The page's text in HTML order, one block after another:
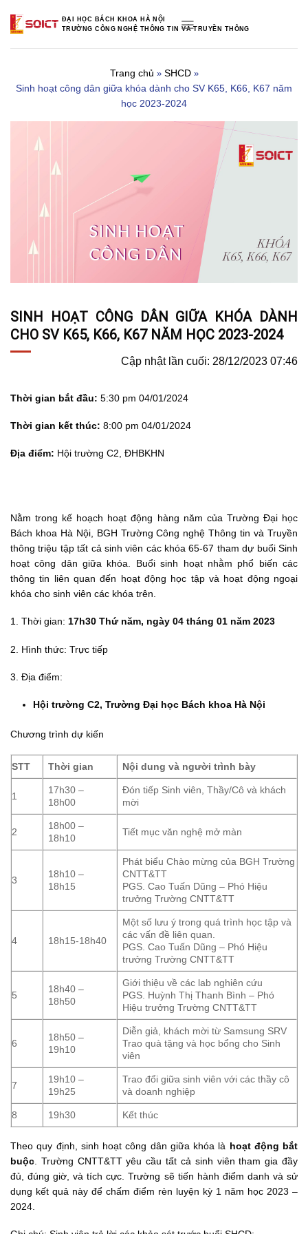
content
ĐẠI HỌC BÁCH KHOA HÀ NỘI
TRƯỜNG CÔNG NGHỆ THÔNG TIN VÀ TRUYỀN THÔNG
Trang chủ » SHCD»
Sinh hoạt công dân giữa khóa dành cho SV K65, K66, K67 năm
học 2023-2024
SINH HOẠT CÔNG DÂN GIỮA KHÓA DÀNH
CHO SV K65, K66, K67 NĂM HỌC 2023-2024
Cập nhật lần cuối: 28/12/2023 07:46
Thời gian bắt đầu: 5:30 pm 04/01/2024
Thời gian kết thúc: 8:00 pm 04/01/2024
Địa điểm: Hội trường C2, ĐHBKHN
Nằm trong kế hoạch hoạt động hàng năm của Trường Đại học
Bách khoa Hà Nội, BGH Trường Công nghệ Thông tin và Truyền
thông triệu tập tất cả sinh viên các khóa 65-67 tham dự buổi Sinh
hoạt công dân giữa khóa. Buổi sinh hoạt nhằm phổ biến các
thông tin liên quan đến hoạt động học tập và hoạt động ngoại
khóa cho sinh viên các khóa trên.
1. Thời gian: 17h30 Thứ năm, ngày 04 tháng 01 năm 2023
2. Hình thức: Trực tiếp
3. Địa điểm:
Hội trường C2, Trường Đại học Bách khoa Hà Nội
Chương trình dự kiến
STT Thời gian Nội dung và người trình bày
1
17h30 –
18h00
Đón tiếp Sinh viên, Thầy/Cô và khách
mời
2
18h00 –
18h10
Tiết mục văn nghệ mở màn
3
18h10 –
18h15
Phát biểu Chào mừng của BGH Trường
CNTT&TT
PGS. Cao Tuấn Dũng – Phó Hiệu
trưởng Trường CNTT&TT
4 18h15-18h40
Một số lưu ý trong quá trình học tập và
các vấn đề liên quan.
PGS. Cao Tuấn Dũng – Phó Hiệu
trưởng Trường CNTT&TT
5
18h40 –
18h50
Giới thiệu về các lab nghiên cứu
PGS. Huỳnh Thị Thanh Bình – Phó
Hiệu trưởng Trường CNTT&TT
6
18h50 –
19h10
Diễn giả, khách mời từ Samsung SRV
Trao quà tặng và học bổng cho Sinh
viên
7
19h10 –
19h25
Trao đổi giữa sinh viên với các thầy cô
và doanh nghiệp
8 19h30 Kết thúc
Theo quy định, sinh hoạt công dân giữa khóa là hoạt động bắt
buộc . Trường CNTT&TT yêu cầu tất cả sinh viên tham gia đầy
đủ, đúng giờ, và tích cực. Trường sẽ tiến hành điểm danh và sử
dụng kết quả này để chấm điểm rèn luyện kỳ 1 năm học 2023 –
2024.